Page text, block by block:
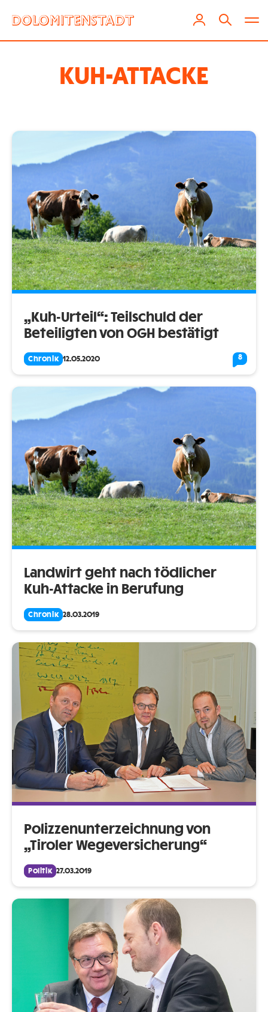
KUH-ATTACKE
„Kuh-Urteil“: Teilschuld der
Beteiligten von OGH bestätigt
Chronik 12.05.2020 8
Landwirt geht nach tödlicher
Kuh-Attacke in Berufung
Chronik 28.03.2019
Polizzenunterzeichnung von
„Tiroler Wegeversicherung“
Politik 27.03.2019